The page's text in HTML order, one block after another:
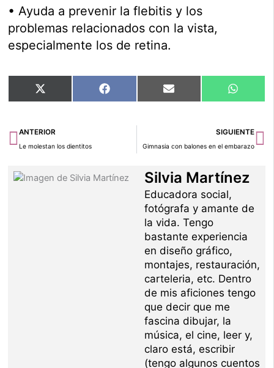
• Ayuda a prevenir la flebitis y los
problemas relacionados con la vista,
especialmente los de retina.
Compartir
en
X
(Twitter)
Compartir
en
Facebook Compartir
en
Email
en
Ant
ANTERIOR
Le molestan los dientitos
SIGUIENTE
Gimnasia con balones en el embarazo
Silvia Martínez
Educadora social,
fotógrafa y amante de
la vida. Tengo
bastante experiencia
en diseño gráfico,
montajes, restauración,
carteleria, etc. Dentro
de mis aficiones tengo
que decir que me
fascina dibujar, la
música, el cine, leer y,
claro está, escribir
(tengo algunos cuentos